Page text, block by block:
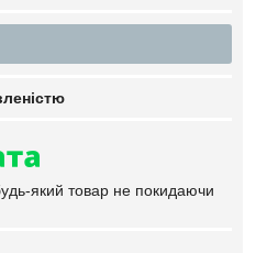
який товар не покидаючи